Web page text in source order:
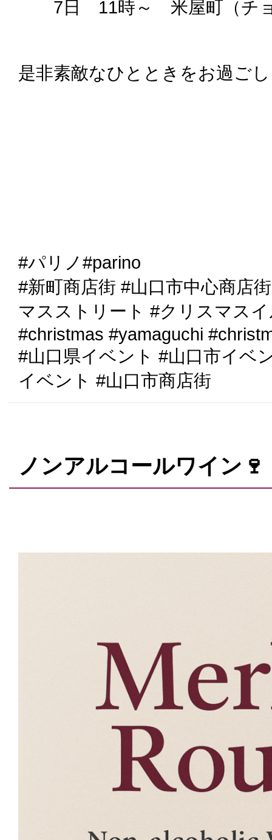
7日 11時～ 米屋町（チョ
是非素敵なひとときをお過ご
#パリノ#parino
#新町商店街 #山口市中心商店
マスストリート #クリスマス
#christmas #yamaguchi
#山口県イベント #山口市イベ
イベント #山口市商店街
ノンアルコールワイン🍷